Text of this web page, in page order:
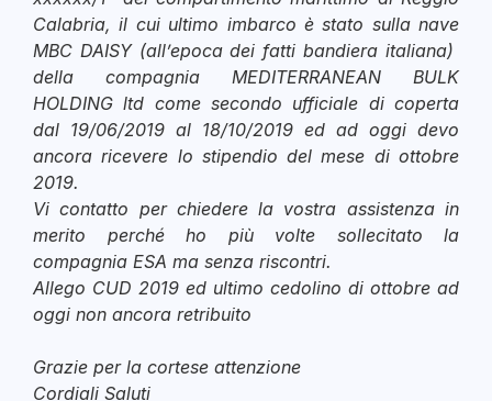
Calabria, il cui ultimo imbarco è stato sulla nave
MBC DAISY (all’epoca dei fatti bandiera italiana)
della compagnia MEDITERRANEAN BULK
HOLDING ltd come secondo ufficiale di coperta
dal 19/06/2019 al 18/10/2019 ed ad oggi devo
ancora ricevere lo stipendio del mese di ottobre
2019.
Vi contatto per chiedere la vostra assistenza in
merito perché ho più volte sollecitato la
compagnia ESA ma senza riscontri.
Allego CUD 2019 ed ultimo cedolino di ottobre ad
oggi non ancora retribuito
Grazie per la cortese attenzione
Cordiali Saluti